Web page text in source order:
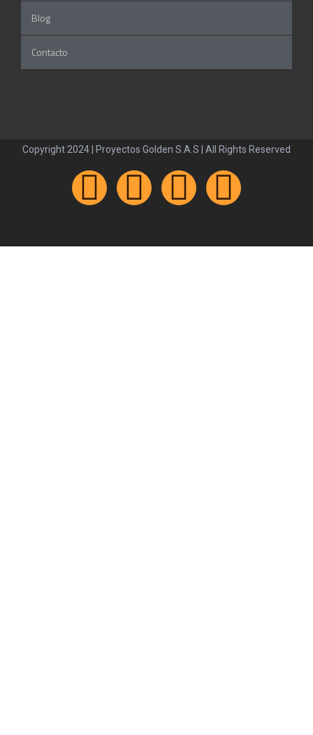
Blog
Contacto
Copyright 2024 | Proyectos Golden S.A.S | All Rights Reserved